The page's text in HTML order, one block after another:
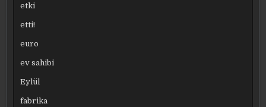
etki
etti!
euro
ev sahibi
Eylül
fabrika